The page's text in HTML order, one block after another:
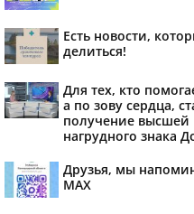
Есть новости,
делиться!
Для тех, кто
а по зову сердца,
получение высшей
нагрудного знака
Друзья, мы
МАХ